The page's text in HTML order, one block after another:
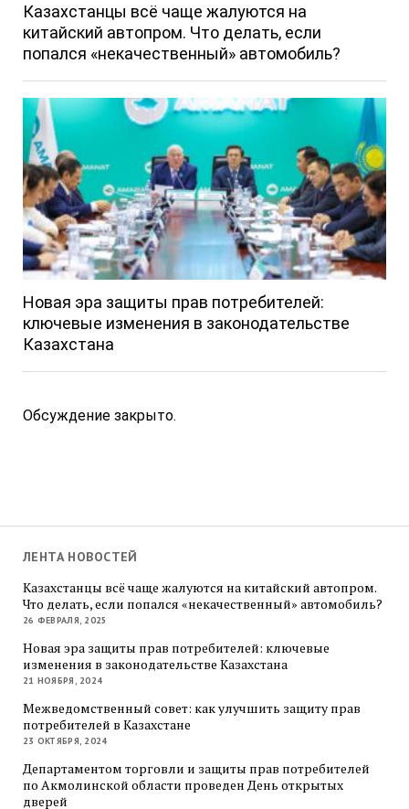
Казахстанцы всё чаще жалуются на
китайский автопром. Что делать, если
попался «некачественный» автомобиль?
Новая эра защиты прав потребителей:
ключевые изменения в законодательстве
Казахстана
Обсуждение закрыто.
ЛЕНТА НОВОСТЕЙ
Казахстанцы всё чаще жалуются на китайский автопром.
Что делать, если попался «некачественный» автомобиль?
26 ФЕВРАЛЯ, 2025
Новая эра защиты прав потребителей: ключевые
изменения в законодательстве Казахстана
21 НОЯБРЯ, 2024
Межведомственный совет: как улучшить защиту прав
потребителей в Казахстане
23 ОКТЯБРЯ, 2024
Департаментом торговли и защиты прав потребителей
по Акмолинской области проведен День открытых
дверей